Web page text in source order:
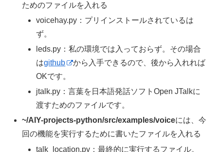
ためのファイルを入れる
voicehay.py：プリインストールされているは
ず。
leds.py：私の環境では入っておらず。その場合
はgithub
から入手できるので、後から入れれば
OKです。
jtalk.py：言葉を日本語発話ソフトOpen JTalkに
渡すためのファイルです。
~/AIY-projects-python/src/examples/voiceには、今
回の機能を実行するために書いたファイルを入れる
talk_location.py：最終的に実行するファイル。